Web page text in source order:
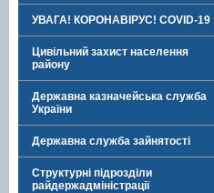
УВАГА! КОРОНАВІРУС! COVID-19
Цивільний захист населення
району
Державна казначейська служба
України
Державна служба зайнятості
Структурні підрозділи
райдержадміністрації